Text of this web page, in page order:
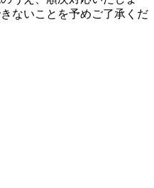
ないことを予めご了承くだ